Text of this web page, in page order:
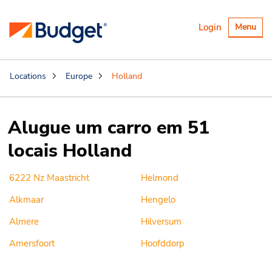
Alternar
Menu
Login
Locations Europe Holland
Alugue um carro em 51
locais Holland
6222 Nz Maastricht
Alkmaar
Almere
Amersfoort
Helmond
Hengelo
Hilversum
Hoofddorp